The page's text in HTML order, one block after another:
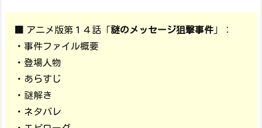
■ アニメ版第１４話「謎のメッセージ狙撃事件 」：
・事件ファイル概要
・登場人物
・あらすじ
・謎解き
・ネタバレ